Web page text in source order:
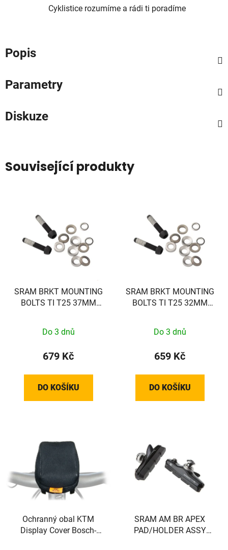
Cyklistice rozumíme a rádi ti poradíme
Popis
Parametry
Diskuze
Související produkty
SRAM BRKT MOUNTING
BOLTS TI T25 37MM
Do 3 dnů
679 Kč
DO KOŠÍKU
SRAM BRKT MOUNTING
BOLTS TI T25 32MM
Do 3 dnů
659 Kč
DO KOŠÍKU
Ochranný obal KTM
Display Cover Bosch-
SRAM AM BR APEX
PAD/HOLDER ASSY